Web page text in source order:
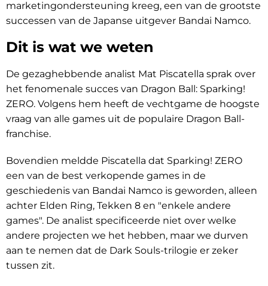
marketingondersteuning kreeg, een van de grootste
successen van de Japanse uitgever Bandai Namco.
Dit is wat we weten
De gezaghebbende analist Mat Piscatella sprak over
het fenomenale succes van Dragon Ball: Sparking!
ZERO. Volgens hem heeft de vechtgame de hoogste
vraag van alle games uit de populaire Dragon Ball-
franchise.
Bovendien meldde Piscatella dat Sparking! ZERO
een van de best verkopende games in de
geschiedenis van Bandai Namco is geworden, alleen
achter Elden Ring, Tekken 8 en "enkele andere
games". De analist specificeerde niet over welke
andere projecten we het hebben, maar we durven
aan te nemen dat de Dark Souls-trilogie er zeker
tussen zit.